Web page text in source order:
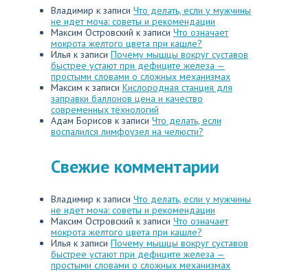
Владимир к записи Что делать, если у мужчины
не идет моча: советы и рекомендации
Максим Островский к записи Что означает
мокрота желтого цвета при кашле?
Илья к записи Почему мышцы вокруг суставов
быстрее устают при дефиците железа —
простыми словами о сложных механизмах
Максим к записи Кислородная станция для
заправки баллонов цена и качество
современных технологий
Адам Борисов к записи Что делать, если
воспалился лимфоузел на челюсти?
Свежие комментарии
Владимир к записи Что делать, если у мужчины
не идет моча: советы и рекомендации
Максим Островский к записи Что означает
мокрота желтого цвета при кашле?
Илья к записи Почему мышцы вокруг суставов
быстрее устают при дефиците железа —
простыми словами о сложных механизмах